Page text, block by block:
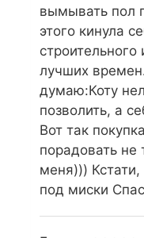
вымывать пол
этого кинула
лучших
думаю:Коту
позволить, а
Вот так
порадовать не
меня)))
под миски